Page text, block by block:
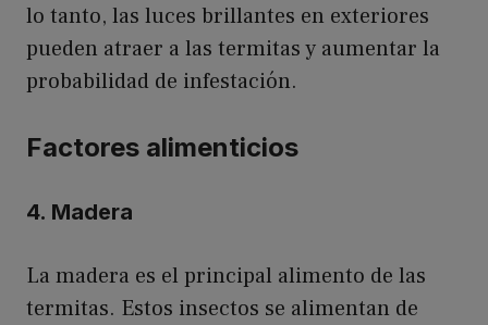
lo tanto, las luces brillantes en exteriores
pueden atraer a las termitas y aumentar la
probabilidad de infestación.
Factores alimenticios
4. Madera
La madera es el principal alimento de las
termitas. Estos insectos se alimentan de